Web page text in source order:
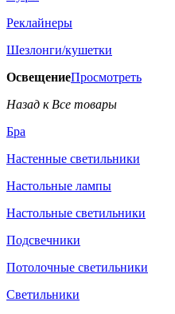
Реклайнеры
Шезлонги/кушетки
ОсвещениеПросмотреть
Назад к Все товары
Бра
Настенные светильники
Настольные лампы
Настольные светильники
Подсвечники
Потолочные светильники
Светильники